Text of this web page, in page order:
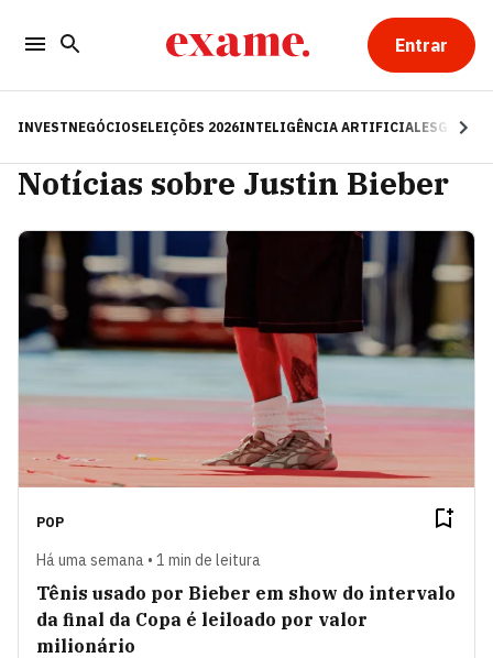
Entrar
INVESTNEGÓCIOSELEIÇÕES 2026INTELIGÊNCIA ARTIFICIALESG
Notícias sobre Justin Bieber
POP
Há uma semana • 1 min de leitura
Tênis usado por Bieber em show do intervalo
da final da Copa é leiloado por valor
milionário